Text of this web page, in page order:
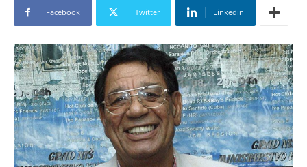
Facebook Twitter Linkedin